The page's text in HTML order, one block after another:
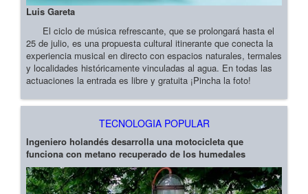
Luis Gareta
El ciclo de música refrescante, que se prolongará hasta el
25 de julio, es una propuesta cultural itinerante que conecta la
experiencia musical en directo con espacios naturales, termales
y localidades históricamente vinculadas al agua. En todas las
actuaciones la entrada es libre y gratuita ¡Pincha la foto!
TECNOLOGIA POPULAR
Ingeniero holandés desarrolla una motocicleta que
funciona con metano recuperado de los humedales